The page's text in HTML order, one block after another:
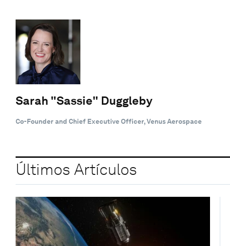
Sarah "Sassie" Duggleby
Co-Founder and Chief Executive Officer, Venus Aerospace
Últimos Artículos